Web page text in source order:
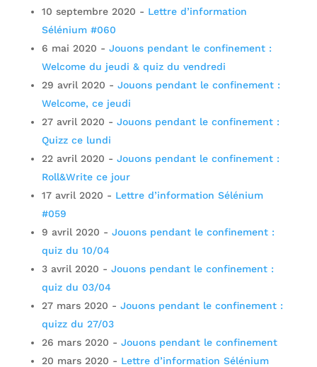
10 septembre 2020 - Lettre d’information
Sélénium #060
6 mai 2020 - Jouons pendant le confinement :
Welcome du jeudi & quiz du vendredi
29 avril 2020 - Jouons pendant le confinement :
Welcome, ce jeudi
27 avril 2020 - Jouons pendant le confinement :
Quizz ce lundi
22 avril 2020 - Jouons pendant le confinement :
Roll&Write ce jour
17 avril 2020 - Lettre d’information Sélénium
#059
9 avril 2020 - Jouons pendant le confinement :
quiz du 10/04
3 avril 2020 - Jouons pendant le confinement :
quiz du 03/04
27 mars 2020 - Jouons pendant le confinement :
quizz du 27/03
26 mars 2020 - Jouons pendant le confinement
20 mars 2020 - Lettre d’information Sélénium